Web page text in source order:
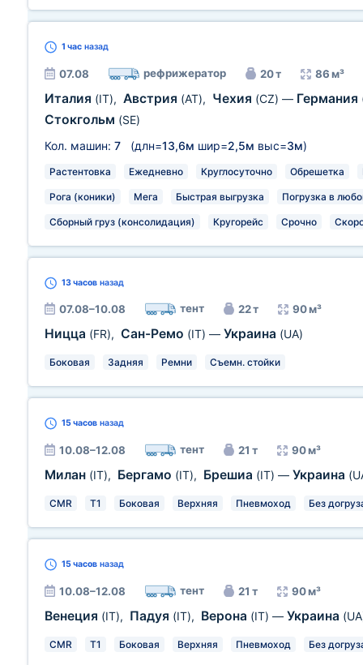
1 час назад
07.08 рефрижератор 20 т 86 м³
Италия (IT), Австрия (AT), Чехия (CZ) — Германия
Стокгольм (SE)
Кол. машин: 7 (длн=13,6м шир=2,5м выс=3м)
Растентовка Ежедневно Круглосуточно Обрешетка
Рога (коники) Мега Быстрая выгрузка Погрузка в
Сборный груз (консолидация) Кругорейс Срочно
13 часов назад
07.08–10.08 тент 22 т 90 м³
Ницца (FR), Сан-Ремо (IT) — Украина (UA)
Боковая Задняя Ремни Съемн. стойки
15 часов назад
10.08–12.08 тент 21 т 90 м³
Милан (IT), Бергамо (IT), Брешиа (IT) — Украина
CMR T1 Боковая Верхняя Пневмоход Без
15 часов назад
10.08–12.08 тент 21 т 90 м³
Венеция (IT), Падуя (IT), Верона (IT) — Украина
CMR T1 Боковая Верхняя Пневмоход Без